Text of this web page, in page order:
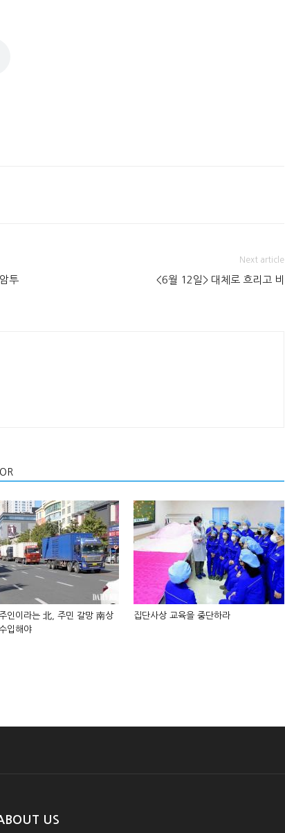
투
Next article
<6월 12일> 대체로 흐리고 비
주인이라는 北, 주민 갈망 南상
입해야
집단사상 교육을 중단하라
US